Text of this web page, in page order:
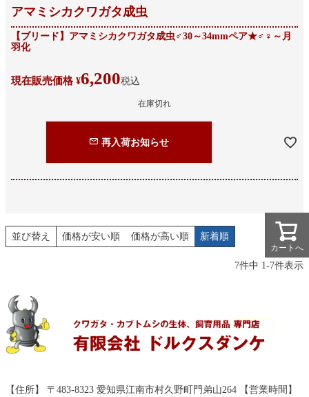
アマミシカクワガタ成虫
【ブリード】アマミシカクワガタ成虫♂30～34mmペア★♂♀～月
羽化
現在販売価格 ¥6,200税込
在庫切れ
再入荷お知らせ
並び替え 価格が安い順 価格が高い順 新着順
7件中 1-7件表示
【住所】 〒483-8323 愛知県江南市村久野町門弟山264 【営業時間】
カートへ
カートへ